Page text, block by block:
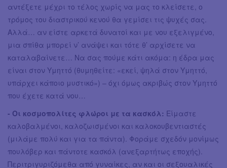
αντέξετε μέχρι το τέλος χωρίς να μας το κλείσετε, ο
τρόμος του διαστρικού κενού θα γεμίσει τις ψυχές σας.
Αλλά… αν είστε αρκετά δυνατοί και με νου εξελιγμένο,
μια σπίθα μπορεί ν’ ανάψει και τότε θ’ αρχίσετε να
καταλαβαίνετε… Να σας πούμε κάτι ακόμα: η έδρα μας
είναι στον Υμηττό (θυμηθείτε: «εκεί, ψηλά στον Υμηττό,
υπάρχει κάποιο μυστικό») – όχι όμως ακριβώς στον Υμηττό
που έχετε κατά νου…
- Οι κοσμοπολίτες φλώροι με τα κασκόλ: Είμαστε
καλοβαλμένοι, καλοζωισμένοι και καλοκουβεντιαστές
(μιλάμε πολύ και για τα πάντα). Φοράμε σχεδόν μονίμως
πουλόβερ και πάντοτε κασκόλ (ανεξαρτήτως εποχής).
Περιτριγυριζόμεθα από γυναίκες, αν και οι σεξουαλικές